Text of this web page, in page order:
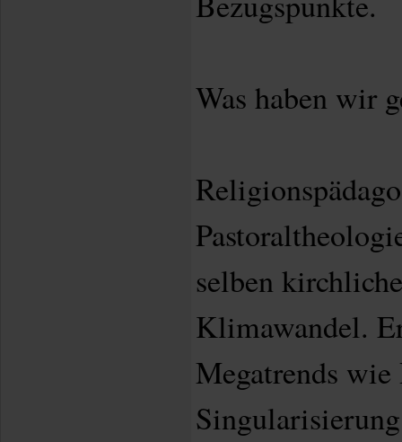
Was haben wir
selben
Klimawandel.
Megatrends